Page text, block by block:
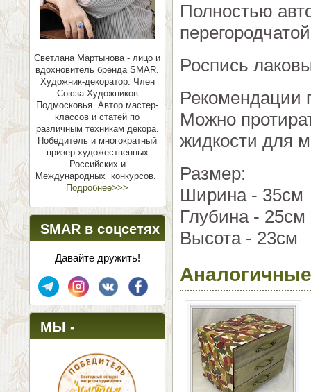
Светлана Мартынова - лицо и
вдохновитель бренда SMAR.
Художник-декоратор. Член
Союза Художников
Подмосковья. Автор мастер-
классов и статей по
различным техникам декора.
Победитель и многократный
призер художественных
Российских и
Международных конкурсов.
Подробнее>>>
SMAR в соцсетях
Давайте дружить!
МЫ -
ПОБЕДИТЕЛИ!
Полностью
Роспись
Рекомендации
Можно
жидкости для
Размер:
Ширина - 35см
Глубина - 25см
Высота - 23см